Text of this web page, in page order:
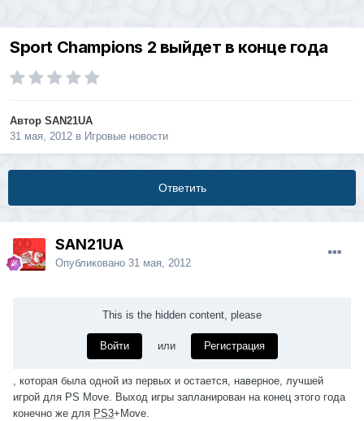
Sport Champions 2 выйдет в конце года
Автор SAN21UA
31 мая, 2012 в Игровые новости
Ответить
SAN21UA
Опубликовано 31 мая, 2012
This is the hidden content, please
Войти или Регистрация
, которая была одной из первых и остается, наверное, лучшей
игрой для PS Move. Выход игры запланирован на конец этого года
конечно же для PS3+Move.